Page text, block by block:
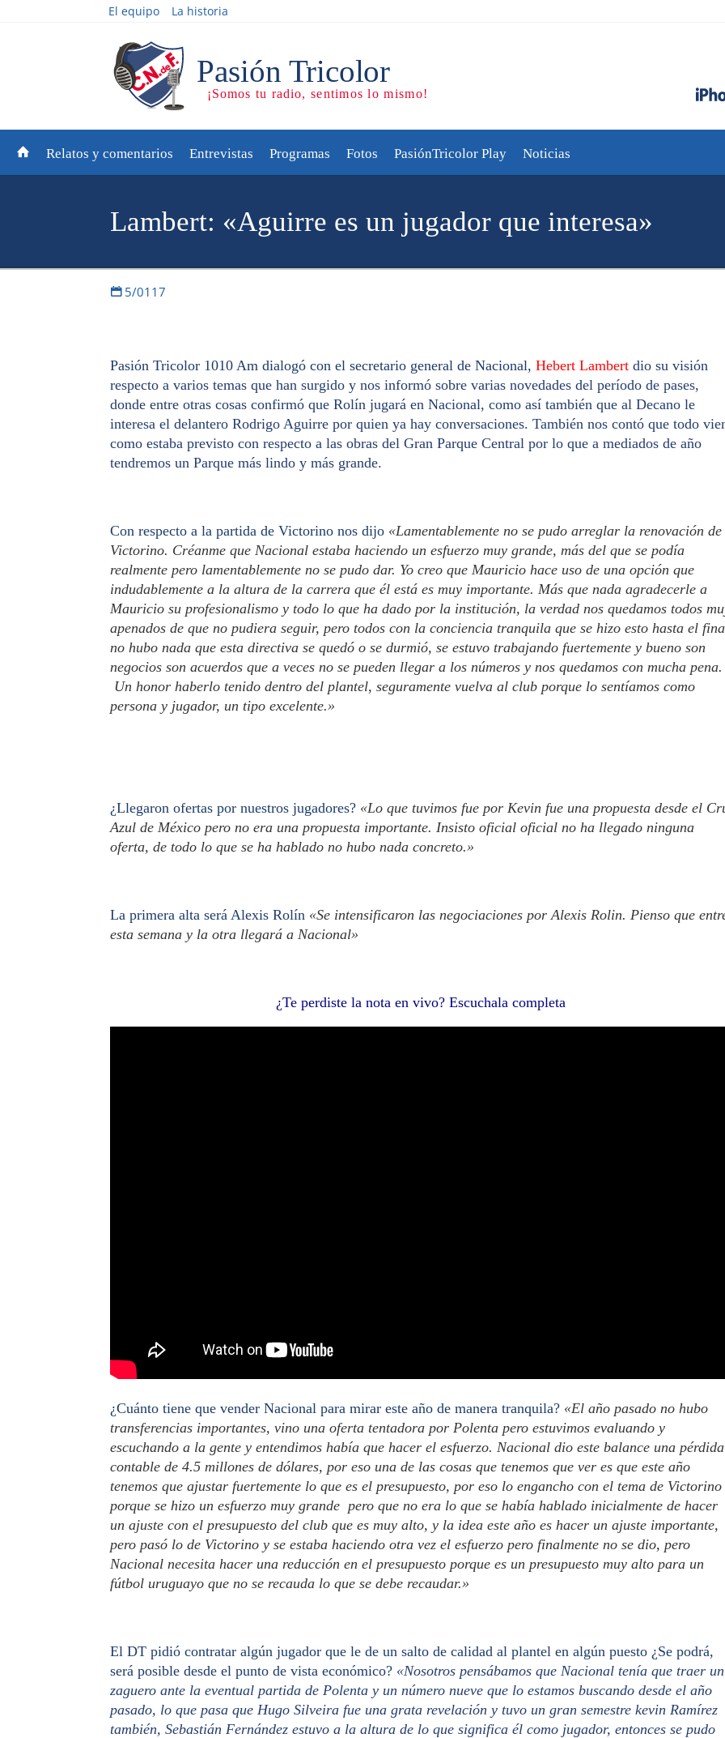
El equipo La historia
Relatos y comentarios Entrevistas Programas Fotos PasiónTricolor Play Noticias
Lambert: «Aguirre es un jugador que interesa»
5/0117
Pasión Tricolor 1010 Am dialogó con el secretario general de Nacional, Hebert Lambertdio su visión
respecto a varios temas que han surgido y nos informó sobre varias novedades del período de pases,
donde entre otras cosas confirmó que Rolín jugará en Nacional, como así también que al Decano le
interesa el delantero Rodrigo Aguirre por quien ya hay conversaciones. También nos contó que todo
como estaba previsto con respecto a las obras del Gran Parque Central por lo que a mediados de año
tendremos un Parque más lindo y más grande.
Con respecto a la partida de Victorino nos dijo «Lamentablemente no se pudo arreglar la renovación de
Victorino. Créanme que Nacional estaba haciendo un esfuerzo muy grande, más del que se podía
realmente pero lamentablemente no se pudo dar. Yo creo que Mauricio hace uso de una opción que
indudablemente a la altura de la carrera que él está es muy importante. Más que nada agradecerle a
Mauricio su profesionalismo y todo lo que ha dado por la institución, la verdad nos quedamos todos
apenados de que no pudiera seguir, pero todos con la conciencia tranquila que se hizo esto hasta el
no hubo nada que esta directiva se quedó o se durmió, se estuvo trabajando fuertemente y bueno son
negocios son acuerdos que a veces no se pueden llegar a los números y nos quedamos con mucha pena.
Un honor haberlo tenido dentro del plantel, seguramente vuelva al club porque lo sentíamos como
persona y jugador, un tipo excelente.»
¿Llegaron ofertas por nuestros jugadores? «Lo que tuvimos fue por Kevin fue una propuesta desde el
Azul de México pero no era una propuesta importante. Insisto oficial oficial no ha llegado ninguna
oferta, de todo lo que se ha hablado no hubo nada concreto.»
La primera alta será Alexis Rolín «Se intensificaron las negociaciones por Alexis Rolin. Pienso que
esta semana y la otra llegará a Nacional»
¿Te perdiste la nota en vivo? Escuchala completa
¿Cuánto tiene que vender Nacional para mirar este año de manera tranquila? «El año pasado no hubo
transferencias importantes, vino una oferta tentadora por Polenta pero estuvimos evaluando y
escuchando a la gente y entendimos había que hacer el esfuerzo. Nacional dio este balance una pérdida
contable de 4.5 millones de dólares, por eso una de las cosas que tenemos que ver es que este año
tenemos que ajustar fuertemente lo que es el presupuesto, por eso lo engancho con el tema de Victorino
porque se hizo un esfuerzo muy grande pero que no era lo que se había hablado inicialmente de hacer
un ajuste con el presupuesto del club que es muy alto, y la idea este año es hacer un ajuste importante,
pero pasó lo de Victorino y se estaba haciendo otra vez el esfuerzo pero finalmente no se dio, pero
Nacional necesita hacer una reducción en el presupuesto porque es un presupuesto muy alto para un
fútbol uruguayo que no se recauda lo que se debe recaudar.»
El DT pidió contratar algún jugador que le de un salto de calidad al plantel en algún puesto ¿Se podrá,
será posible desde el punto de vista económico? «Nosotros pensábamos que Nacional tenía que traer un
zaguero ante la eventual partida de Polenta y un número nueve que lo estamos buscando desde el año
pasado, lo que pasa que Hugo Silveira fue una grata revelación y tuvo un gran semestre kevin Ramírez
también, Sebastián Fernández estuvo a la altura de lo que significa él como jugador, entonces se pudo